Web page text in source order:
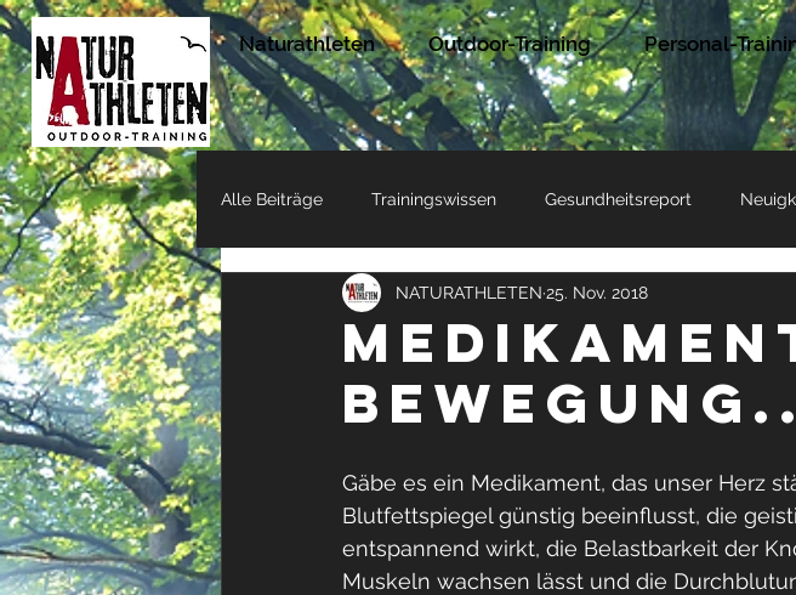
Naturathleten Outdoor-Training Personal-
Alle Beiträge Trainingswissen Gesundheitsreport
Erfahrungen unserer Naturathleten
NATURATHLETEN 25. Nov. 2018
Gäbe es ein Medikament, das unser Herz
Blutfettspiegel günstig beeinflusst, die
entspannend wirkt, die Belastbarkeit der
Muskeln wachsen lässt und die